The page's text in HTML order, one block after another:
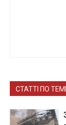
СТАТТІ ПО ТЕМІ